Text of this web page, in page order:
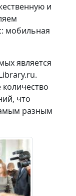
и
мобильная
является
что
разным